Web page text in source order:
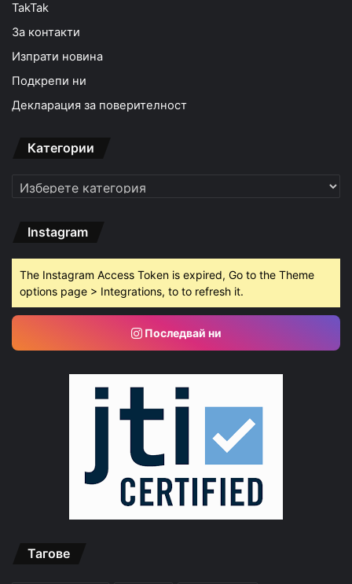
TakTak
За контакти
Изпрати новина
Подкрепи ни
Декларация за поверителност
Категории
Категории
Instagram
The Instagram Access Token is expired, Go to the Theme
options page > Integrations, to to refresh it.
Последвай ни
Тагове